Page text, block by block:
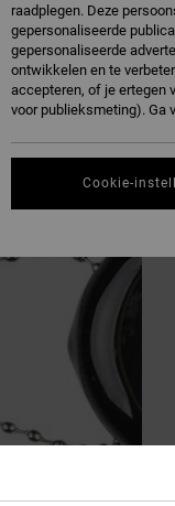
raadplegen. Deze
gepersonaliseerde
gepersonaliseerde
ontwikkelen en te
accepteren, of je ertegen
voor publieksmeting). Ga
Cookie-